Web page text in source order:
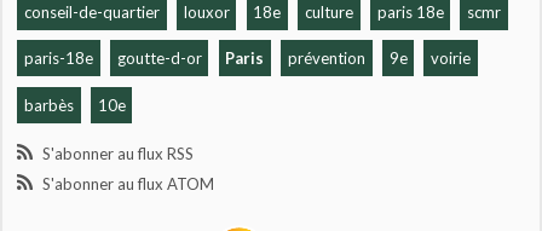
conseil-de-quartier louxor 18e culture paris 18e scmr
paris-18e goutte-d-or Paris prévention 9e voirie
barbès 10e
S'abonner au flux RSS
S'abonner au flux ATOM